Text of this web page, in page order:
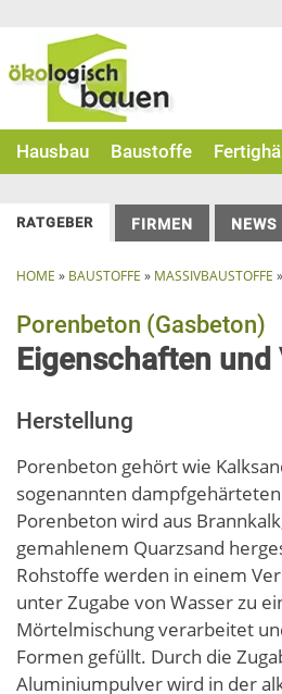
to
content
Hausbau Baustoffe
RATGEBER FIRMEN NEWS
HOME » BAUSTOFFE » MASSIVBAUSTOFFE »
Porenbeton (Gasbeton)
Eigenschaften und
Herstellung
Porenbeton gehört wie
sogenannten
Porenbeton wird aus
gemahlenem Quarzsand
Rohstoffe werden in einem
unter Zugabe von Wasser zu
Mörtelmischung verarbeitet
Formen gefüllt. Durch die
Aluminiumpulver wird in der